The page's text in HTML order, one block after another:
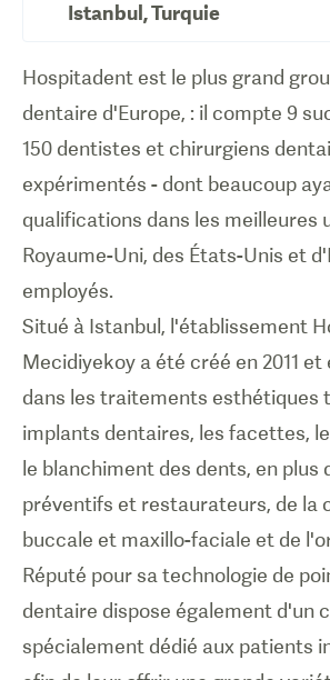
Istanbul ,Turquie
Hospitadent est le plus grand
dentaire d'Europe, : il compte 9
150 dentistes et chirurgiens
expérimentés - dont beaucoup
qualifications dans les meilleures
Royaume-Uni, des États-Unis et
employés.
Situé à Istanbul, l'établissement
Mecidiyekoy a été créé en 2011
dans les traitements esthétiques
implants dentaires, les facettes,
le blanchiment des dents, en
préventifs et restaurateurs, de la
buccale et maxillo-faciale et de
Réputé pour sa technologie de
dentaire dispose également d'un
spécialement dédié aux patients